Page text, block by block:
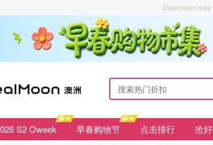
Dealmoon
S2 Oweek 早春购物节 点击排行 抢